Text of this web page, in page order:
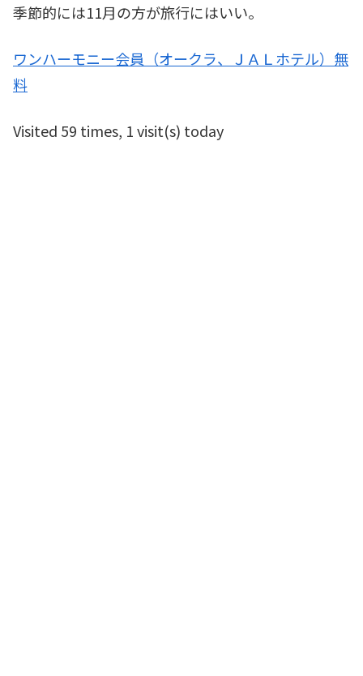
季節的には11月の方が旅行にはいい。
ワンハーモニー会員（オークラ、ＪＡＬホテル）無
料
Visited 59 times, 1 visit(s) today